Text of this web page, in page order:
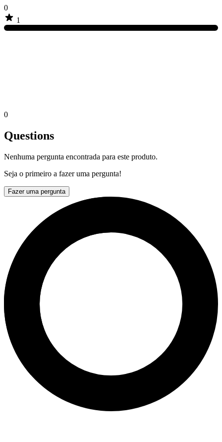
0
1
0
Questions
Nenhuma pergunta encontrada para este produto.
Seja o primeiro a fazer uma pergunta!
Fazer uma pergunta